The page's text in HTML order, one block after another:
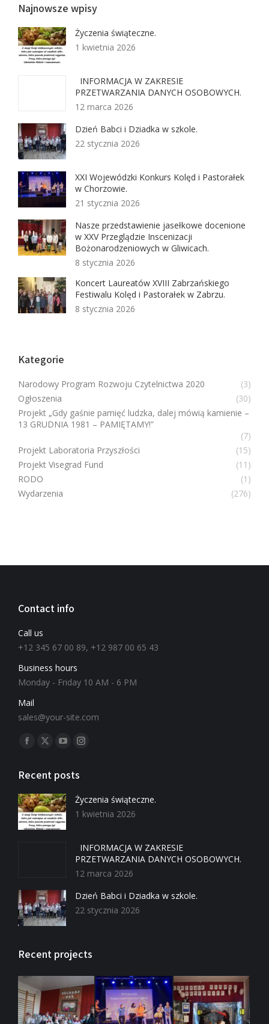
Najnowsze wpisy
Życzenia świąteczne.
1 kwietnia 2026
INFORMACJA W ZAKRESIE
PRZETWARZANIA DANYCH OSOBOWYCH.
12 marca 2026
Dzień Babci i Dziadka w szkole.
22 stycznia 2026
XXI Wojewódzki Konkurs Kolęd i Pastorałek
w Chorzowie.
21 stycznia 2026
Nasze przedstawienie jasełkowe docenione
w XXV Przeglądzie Inscenizacji
Bożonarodzeniowych w Gliwicach.
8 stycznia 2026
Koncert Laureatów XVIII Zabrzańskiego
Festiwalu Kolęd i Pastorałek w Zabrzu.
8 stycznia 2026
Kategorie
Narodowy Program Rozwoju Czytelnictwa 2020
(3)
Ogłoszenia
(30)
Projekt „Gdy gaśnie pamięć ludzka, dalej mówią kamienie –
13 GRUDNIA 1981 – PAMIĘTAMY!”
(7)
Projekt Laboratoria Przyszłości
(15)
Projekt Visegrad Fund
(11)
RODO
(1)
Wydarzenia
(276)
Contact info
Call us
+12 345 67 00 89, +12 987 00 65 43
Business hours
Monday - Friday 10 AM - 6 PM
Mail
sales@your-site.com
Znajdź nas na:
Recent posts
Życzenia świąteczne.
1 kwietnia 2026
INFORMACJA W ZAKRESIE
PRZETWARZANIA DANYCH OSOBOWYCH.
12 marca 2026
Dzień Babci i Dziadka w szkole.
22 stycznia 2026
Recent projects